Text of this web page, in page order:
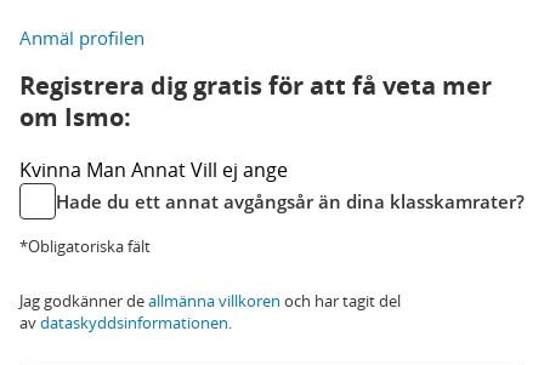
Anmäl profilen
Registrera dig gratis för att få veta mer
om Ismo:
Kvinna Man AnnatVill ej ange
Hade du ett annat avgångsår än dina klasskamrater?
*Obligatoriska fält
Jag godkänner deallmänna villkoren och har tagit del
avdataskyddsinformationen.